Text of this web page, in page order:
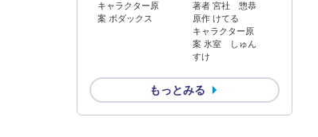
キャラクター原
案 ボダックス
著者 宮社 惣恭
原作 けてる
キャラクター原
案 氷室 しゅん
すけ
もっとみる